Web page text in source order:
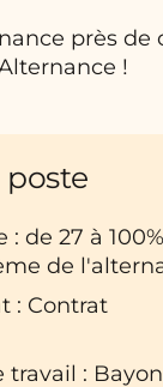
près de
!
: de 27 à
de
: Contrat
travail :